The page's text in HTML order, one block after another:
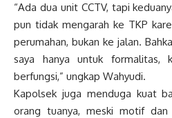
“Ada dua unit CCTV, tapi
pun tidak mengarah ke TKP
perumahan, bukan ke jalan.
saya hanya untuk formalitas,
berfungsi,” ungkap Wahyudi.
Kapolsek juga menduga kuat
orang tuanya, meski motif dan